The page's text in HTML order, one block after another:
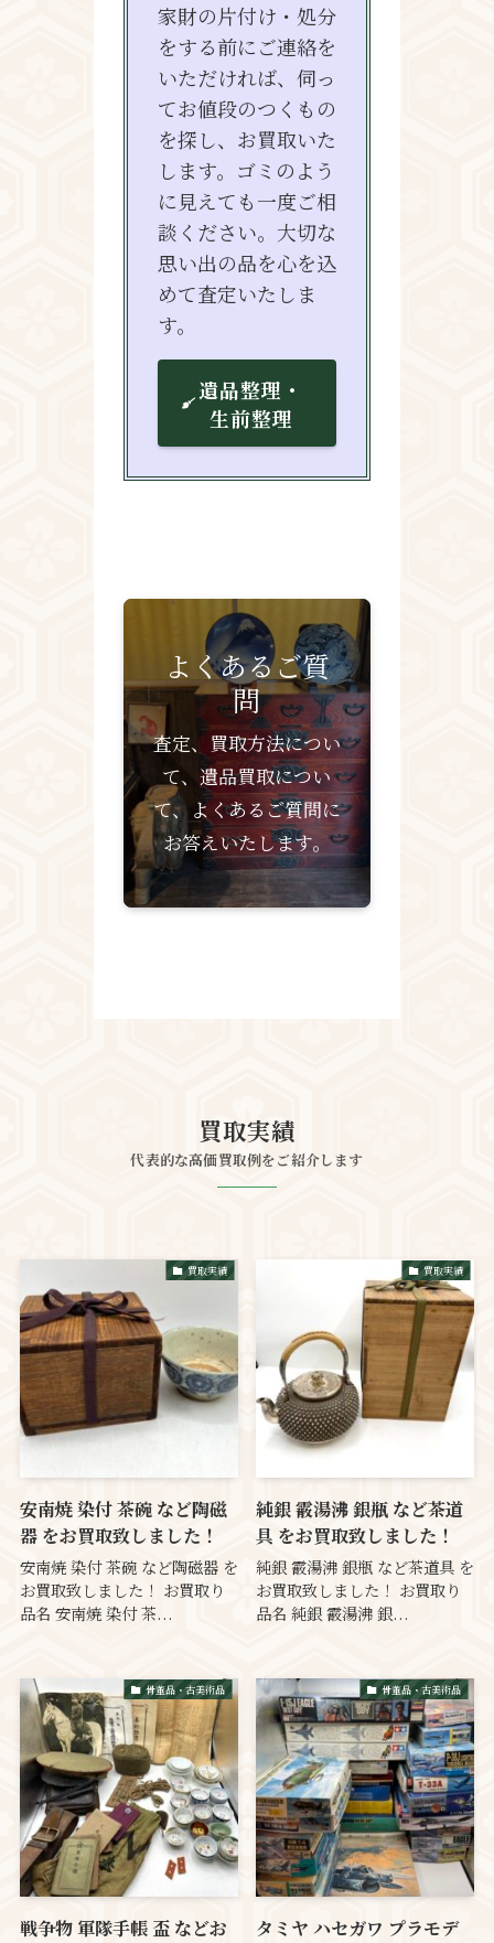
家財の片付け・処分
をする前にご連絡を
いただければ、伺っ
てお値段のつくもの
を探し、お買取いた
します。ゴミのよう
に見えても一度ご相
談ください。大切な
思い出の品を心を込
めて査定いたしま
す。
遺品整理・
生前整理
よくあるご質
問
査定、買取方法につい
て、遺品買取につい
て、よくあるご質問に
お答えいたします。
買取実績
代表的な高価買取例をご紹介します
買取実績
安南焼 染付 茶碗 など陶磁
器 をお買取致しました！
安南焼 染付 茶碗 など陶磁器 を
お買取致しました！ お買取り
品名 安南焼 染付 茶...
買取実績
純銀 霰湯沸 銀瓶 など茶道
具 をお買取致しました！
純銀 霰湯沸 銀瓶 など茶道具 を
お買取致しました！ お買取り
品名 純銀 霰湯沸 銀...
骨董品・古美術品
戦争物 軍隊手帳 盃 などお
骨董品・古美術品
タミヤ ハセガワ プラモデ